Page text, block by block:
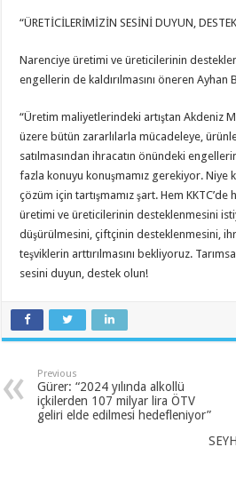
“ÜRETİCİLERİMİZİN SESİNİ DUYUN,
Narenciye üretimi ve üreticilerinin
engellerin de kaldırılmasını öneren Ayhan
“Üretim maliyetlerindeki artıştan Akdeniz
üzere bütün zararlılarla mücadeleye,
satılmasından ihracatın önündeki
fazla konuyu konuşmamız gerekiyor. Niye
çözüm için tartışmamız şart. Hem
üretimi ve üreticilerinin desteklenmesini
düşürülmesini, çiftçinin desteklenmesini,
teşviklerin arttırılmasını bekliyoruz.
sesini duyun, destek olun!
Previous
Gürer: “2024 yılında alkollü
içkilerden 107 milyar lira ÖTV
geliri elde edilmesi hedefleniyor”